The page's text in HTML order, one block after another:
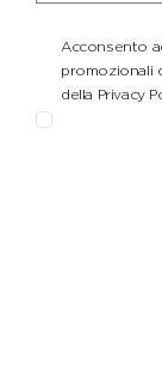
Acconsento
promozionali
della Privacy